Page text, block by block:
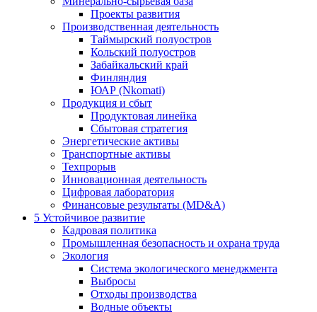
Проекты развития
Производственная деятельность
Таймырский полуостров
Кольский полуостров
Забайкальский край
Финляндия
ЮАР (Nkomati)
Продукция и сбыт
Продуктовая линейка
Сбытовая стратегия
Энергетические активы
Транспортные активы
Техпрорыв
Инновационная деятельность
Цифровая лаборатория
Финансовые результаты (MD&A)
5 Устойчивое развитие
Кадровая политика
Промышленная безопасность и охрана труда
Экология
Система экологического менеджмента
Выбросы
Отходы производства
Водные объекты